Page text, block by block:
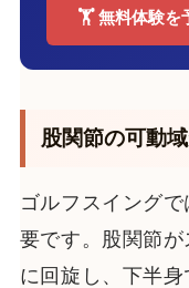
🏋️ 無料体験を
股関節の可動
ゴルフスイング
要です。股関節
に回旋し、下半